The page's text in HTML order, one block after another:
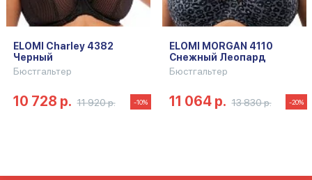
ELOMI Charley 4382
Черный
Бюстгальтер
10 728 р. 11 920 р. -10%
ELOMI MORGAN 4110
Снежный Леопард
Бюстгальтер
11 064 р. 13 830 р. -20%